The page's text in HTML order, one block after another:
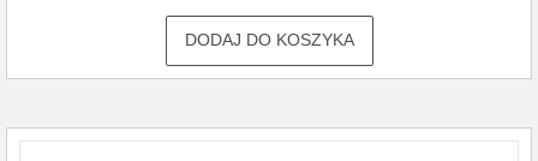
DODAJ DO KOSZYKA